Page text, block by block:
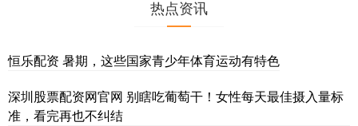
热点资讯
恒乐配资 暑期，这些国家青少年体育运动有特色
深圳股票配资网官网 别瞎吃葡萄干！女性每天最佳摄入量标
准，看完再也不纠结